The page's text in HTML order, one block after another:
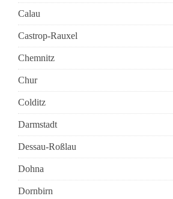
Calau
Castrop-Rauxel
Chemnitz
Chur
Colditz
Darmstadt
Dessau-Roßlau
Dohna
Dornbirn